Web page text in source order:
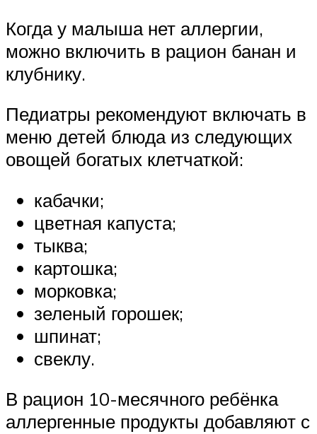
Когда у малыша нет аллергии,
можно включить в рацион банан и
клубнику.
Педиатры рекомендуют включать в
меню детей блюда из следующих
овощей богатых клетчаткой:
кабачки;
цветная капуста;
тыква;
картошка;
морковка;
зеленый горошек;
шпинат;
свеклу.
В рацион 10-месячного ребёнка
аллергенные продукты добавляют с